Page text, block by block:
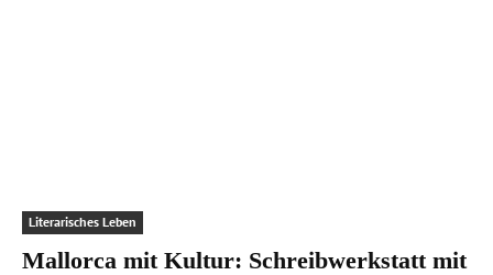
Literarisches Leben
Mallorca mit Kultur: Schreibwerkstatt mit